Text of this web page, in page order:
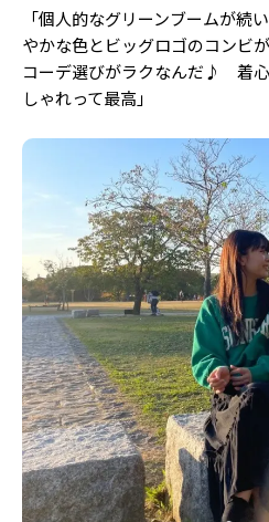
新規会員登録・ロ
「個人的なグリーンブームが
やかな色とビッグロゴのコンビ
コーデ選びがラクなんだ♪ 着
しゃれって最高」